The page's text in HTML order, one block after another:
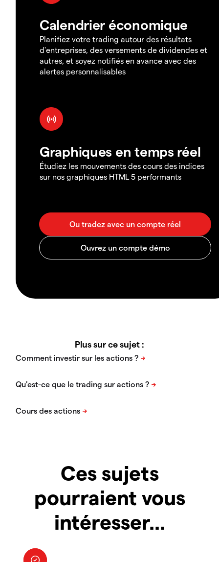
Calendrier économique
Planifiez votre trading autour des résultats
d'entreprises, des versements de dividendes et
autres, et soyez notifiés en avance avec des
alertes personnalisables
Graphiques en temps réel
Étudiez les mouvements des cours des indices
sur nos graphiques HTML 5 performants
Plus sur ce sujet :
Ces sujets
pourraient vous
intéresser...